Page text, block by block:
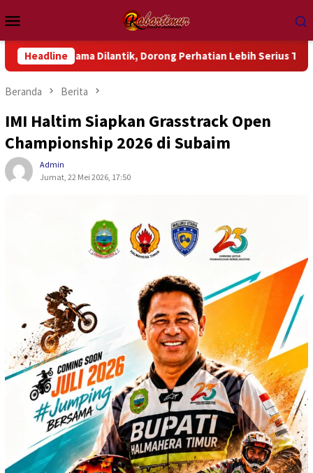
ke
kontenMobile
Headline
Dilantik, Dorong Perhatian Lebih Serius Terhadap Isu
Beranda Berita
IMI Haltim Siapkan Grasstrack Open
Championship 2026 di Subaim
Admin
Jumat, 22 Mei 2026, 17:50